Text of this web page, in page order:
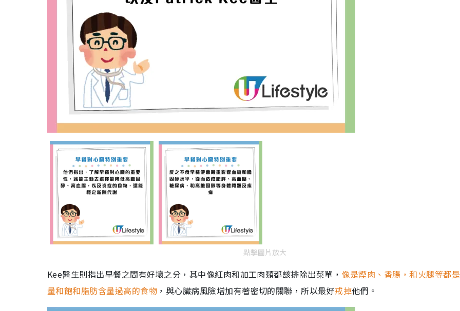
點擊圖片放大
Kee醫生則指出早餐之間有好壞之分，其中像紅肉和加工肉類都該排除出菜單， 像是煙肉、香腸，和火腿等都
量和飽和脂肪含量過高的食物 ，與心臟病風險增加有著密切的關聯，所以最好戒掉他們。